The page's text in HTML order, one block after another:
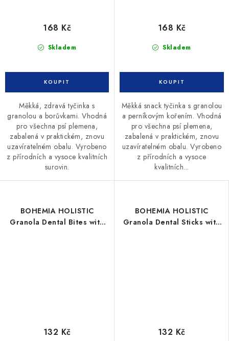
Skladem
168 Kč
Měkká, zdravá tyčinka s
granolou a borůvkami. Vhodná
pro všechna psí plemena,
zabalená v praktickém, znovu
uzavíratelném obalu. Vyrobeno
z přírodních a vysoce kvalitních
surovin.
Skladem
168 Kč
Měkká snack tyčinka s granolou
a perníkovým kořením. Vhodná
pro všechna psí plemena,
zabalená v praktickém, znovu
uzavíratelném obalu. Vyrobeno
z přírodních a vysoce
kvalitních...
BOHEMIA HOLISTIC
Granola Dental Bites with
132 Kč
BOHEMIA HOLISTIC
Granola Dental Sticks with
132 Kč